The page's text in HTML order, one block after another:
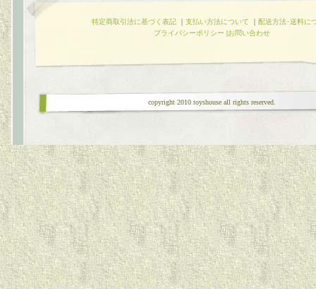
特定商取引法に基づく表記 ｜ 支払い方法について ｜ 配送方法･送料に
プライバシーポリシー |お問い合わせ
copyright 2010 toyshouse all rights reserved.